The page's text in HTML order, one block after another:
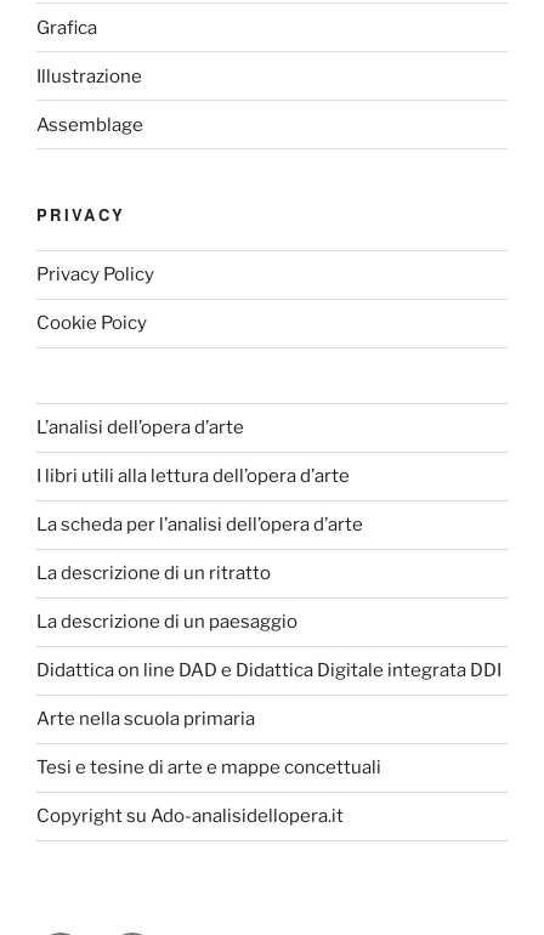
Grafica
Illustrazione
Assemblage
PRIVACY
Privacy Policy
Cookie Poicy
L’analisi dell’opera d’arte
I libri utili alla lettura dell’opera d’arte
La scheda per l’analisi dell’opera d’arte
La descrizione di un ritratto
La descrizione di un paesaggio
Didattica on line DAD e Didattica Digitale integrata DDI
Arte nella scuola primaria
Tesi e tesine di arte e mappe concettuali
Copyright su Ado-analisidellopera.it